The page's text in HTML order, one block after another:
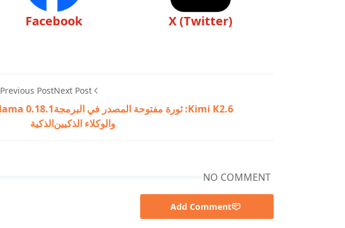
X (Twitter)
Facebook
Next Post
Kimi K2.6: ثورة مفتوحة المصدر في البرمجة
والوكلاء الذكيين
Previous Post
الذكية
NO COMMENT
Add Comment